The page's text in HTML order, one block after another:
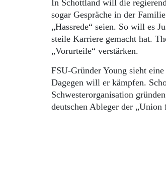
In Schottland will die
sogar Gespräche in der
„Hassrede“ seien. So will es
steile Karriere gemacht hat.
„Vorurteile“ verstärken.
FSU-Gründer Young sieht
Dagegen will er kämpfen.
Schwesterorganisation
deutschen Ableger der